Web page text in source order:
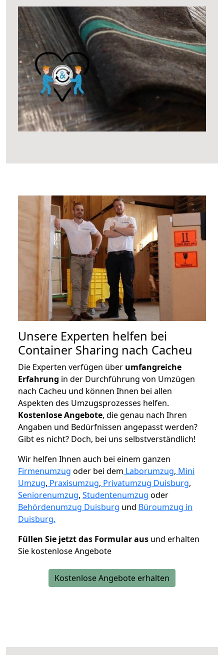
Unsere Experten helfen bei
Container Sharing nach Cacheu
Die Experten verfügen über umfangreiche
Erfahrung in der Durchführung von Umzügen
nach Cacheu und können Ihnen bei allen
Aspekten des Umzugsprozesses helfen.
Kostenlose Angebote, die genau nach Ihren
Angaben und Bedürfnissen angepasst werden?
Gibt es nicht? Doch, bei uns selbstverständlich!
Wir helfen Ihnen auch bei einem ganzen
Firmenumzug oder bei dem Laborumzug, Mini
Umzug, Praxisumzug, Privatumzug Duisburg,
Seniorenumzug, Studentenumzug oder
Behördenumzug Duisburg und Büroumzug in
Duisburg.
Füllen Sie jetzt das Formular aus und erhalten
Sie kostenlose Angebote
Kostenlose Angebote erhalten